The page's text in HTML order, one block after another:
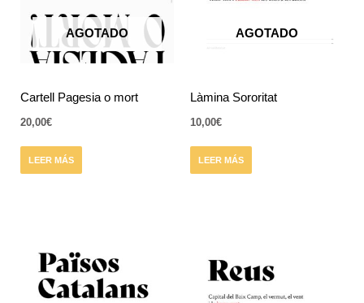
AGOTADO
Cartell Pagesia o mort
20,00€
LEER MÁS
AGOTADO
Làmina Sororitat
10,00€
LEER MÁS